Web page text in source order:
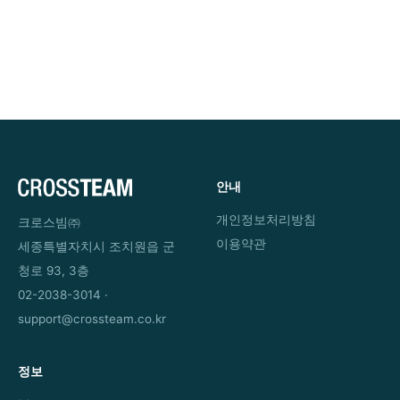
크로스빔㈜
세종특별자치시 조치원읍 군
청로 93, 3층
02-2038-3014 ·
support@crossteam.co.kr
안내
개인정보처리방침
이용약관
정보